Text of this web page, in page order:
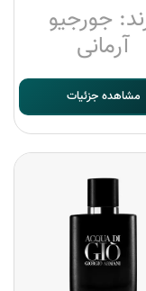
جورجیو
آرمانی
مشاهده جزئیات